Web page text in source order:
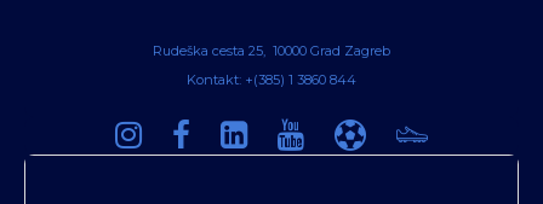
Rudeška cesta 25, 10000 Grad Zagreb
Kontakt: +(385) 1 3860 844